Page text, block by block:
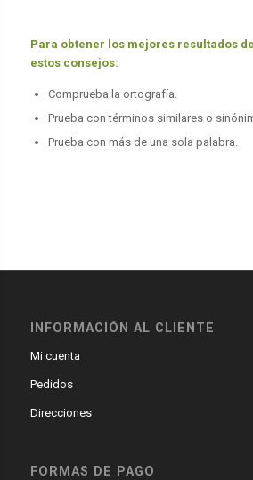
Para obtener los mejores resultados
estos consejos:
Comprueba la ortografía.
Prueba con términos similares o
Prueba con más de una sola palabra.
INFORMACIÓN AL CLIENTE
Mi cuenta
Pedidos
Direcciones
FORMAS DE PAGO